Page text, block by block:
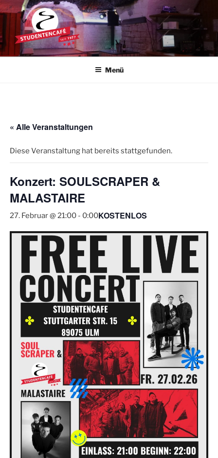
Zum
Inhalt
springen
STUDENTENCAFÉ
Die Kultkneipe in Ulm seit 1977
Menü
« Alle Veranstaltungen
Diese Veranstaltung hat bereits stattgefunden.
Konzert: SOULSCRAPER &
MALASTAIRE
27. Februar @ 21:00 - 0:00KOSTENLOS